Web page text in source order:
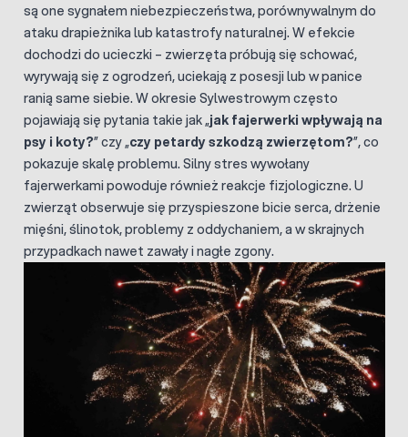
są one sygnałem niebezpieczeństwa, porównywalnym do
ataku drapieżnika lub katastrofy naturalnej. W efekcie
dochodzi do ucieczki – zwierzęta próbują się schować,
wyrywają się z ogrodzeń, uciekają z posesji lub w panice
ranią same siebie. W okresie Sylwestrowym często
pojawiają się pytania takie jak „jak fajerwerki wpływają na
psy i koty?” czy „czy petardy szkodzą zwierzętom?”, co
pokazuje skalę problemu. Silny stres wywołany
fajerwerkami powoduje również reakcje fizjologiczne. U
zwierząt obserwuje się przyspieszone bicie serca, drżenie
mięśni, ślinotok, problemy z oddychaniem, a w skrajnych
przypadkach nawet zawały i nagłe zgony.